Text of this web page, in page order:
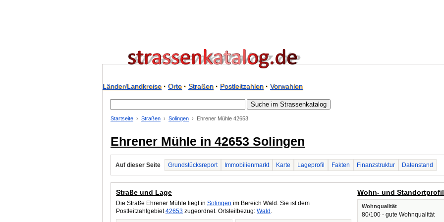
Länder/Landkreise· Orte· Straßen· Postleitzahlen· Vorwahlen
Startseite Straßen Solingen Ehrener Mühle 42653
Ehrener Mühle in 42653 Solingen
Auf dieser Seite Grundstücksreport Immobilienmarkt Karte Lageprofil Fakten Finanzstruktur Datenstand
Straße und Lage
Die Straße Ehrener Mühle liegt in Solingen im Bereich Wald. Sie ist dem
Postleitzahlgebiet42653 zugeordnet. Ortsteilbezug: Wald .
Wohn- und Standortprofil
Wohnqualität
80/100 - gute Wohnqualität